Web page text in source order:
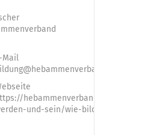
Mail
hebammenverband.de/
und-sein/wie-bilde-ich-mich-